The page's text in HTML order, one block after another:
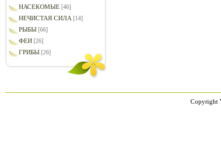
НАСЕКОМЫЕ [46]
НЕЧИСТАЯ СИЛА [14]
РЫБЫ [66]
ФЕИ [26]
ГРИБЫ [26]
Copyright